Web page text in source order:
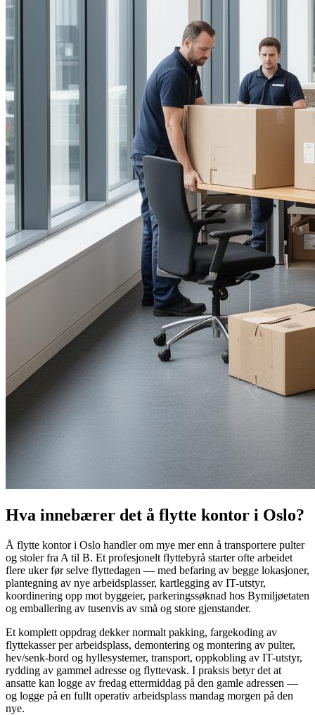
Hva innebærer det å flytte kontor i Oslo?
Å flytte kontor i Oslo handler om mye mer enn å transportere pulter
og stoler fra A til B. Et profesjonelt flyttebyrå starter ofte arbeidet
flere uker før selve flyttedagen — med befaring av begge lokasjoner,
plantegning av nye arbeidsplasser, kartlegging av IT-utstyr,
koordinering opp mot byggeier, parkeringssøknad hos Bymiljøetaten
og emballering av tusenvis av små og store gjenstander.
Et komplett oppdrag dekker normalt pakking, fargekoding av
flyttekasser per arbeidsplass, demontering og montering av pulter,
hev/senk-bord og hyllesystemer, transport, oppkobling av IT-utstyr,
rydding av gammel adresse og flyttevask. I praksis betyr det at
ansatte kan logge av fredag ettermiddag på den gamle adressen —
og logge på en fullt operativ arbeidsplass mandag morgen på den
nye.